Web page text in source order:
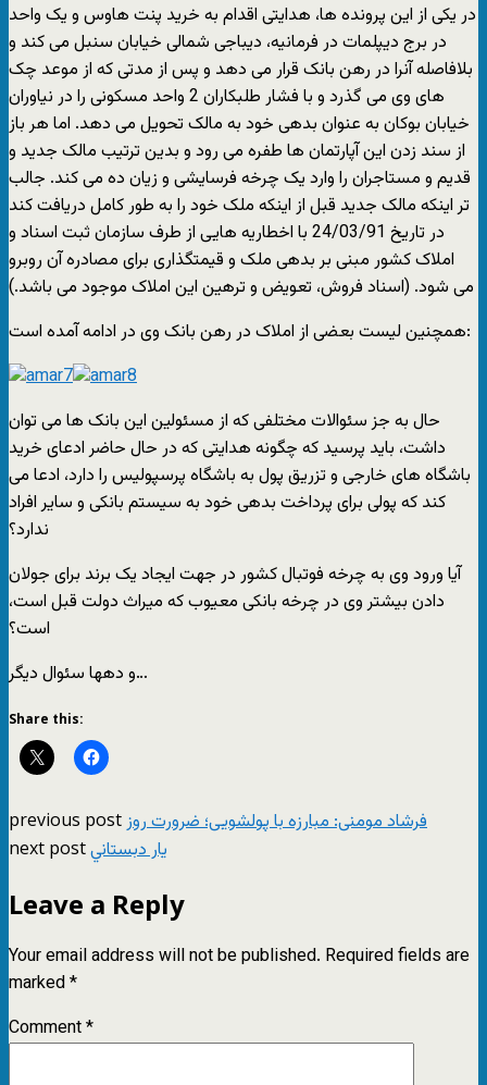
در یکی از این پرونده ها، هدایتی اقدام به خرید پنت هاوس و یک واحد
در برج دیپلمات در فرمانیه، دیباجی شمالی خیابان سنبل می کند و
بلافاصله آنرا در رهن بانک قرار می دهد و پس از مدتی که از موعد چک
های وی می گذرد و با فشار طلبکاران 2 واحد مسکونی را در نیاوران
خیابان بوکان به عنوان بدهی خود به مالک تحویل می دهد. اما هر باز
از سند زدن این آپارتمان ها طفره می رود و بدین ترتیب مالک جدید و
قدیم و مستاجران را وارد یک چرخه فرسایشی و زیان ده می کند. جالب
تر اینکه مالک جدید قبل از اینکه ملک خود را به طور کامل دریافت کند
در تاریخ 24/03/91 با اخطاریه هایی از طرف سازمان ثبت اسناد و
املاک کشور مبنی بر بدهی ملک و قیمتگذاری برای مصادره آن روبرو
می شود. (اسناد فروش، تعویض و ترهین این املاک موجود می باشد.)
همچنین لیست بعضی از املاک در رهن بانک وی در ادامه آمده است:
حال به جز سئوالات مختلفی که از مسئولین این بانک ها می توان
داشت، باید پرسید که چگونه هدایتی که در حال حاضر ادعای خرید
باشگاه های خارجی و تزریق پول به باشگاه پرسپولیس را دارد، ادعا می
کند که پولی برای پرداخت بدهی خود به سیستم بانکی و سایر افراد
ندارد؟
آیا ورود وی به چرخه فوتبال کشور در جهت ایجاد یک برند برای جولان
دادن بیشتر وی در چرخه بانکی معیوب که میراث دولت قبل است،
است؟
و دهها سئوال دیگر…
Share this:
previous post فرشاد مومنی: مبارزه با پولشویی؛ ضرورت روز
next postيار دبستاني
Leave a Reply
Your email address will not be published. Required fields are
marked*
Comment*